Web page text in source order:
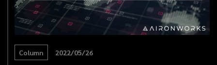
Column 2022/05/26